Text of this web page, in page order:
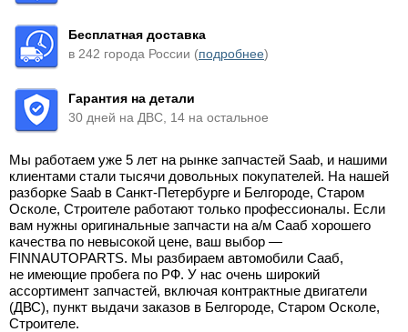
Бесплатная доставка
в 242 города России (подробнее)
Гарантия на детали
30 дней на ДВС, 14 на остальное
Мы работаем уже 5 лет на рынке запчастей Saab, и нашими
клиентами стали тысячи довольных покупателей. На нашей
разборке Saab в Санкт-Петербурге и Белгороде, Старом
Осколе, Строителе работают только профессионалы. Если
вам нужны оригинальные запчасти на а/м Сааб хорошего
качества по невысокой цене, ваш выбор —
FINNAUTOPARTS. Мы разбираем автомобили Сааб,
не имеющие пробега по РФ. У нас очень широкий
ассортимент запчастей, включая контрактные двигатели
(ДВС), пункт выдачи заказов в Белгороде, Старом Осколе,
Строителе.